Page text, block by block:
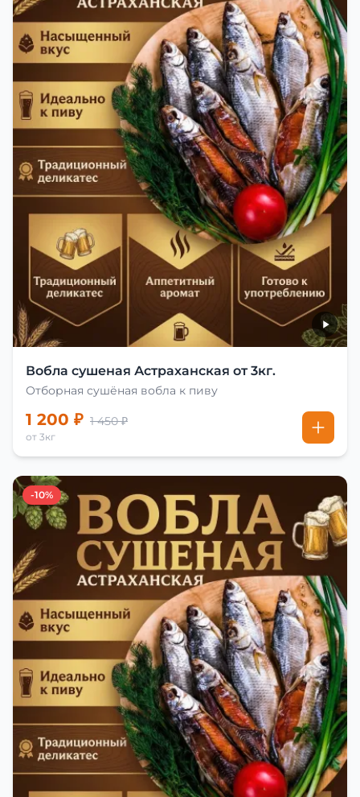
Вобла сушеная Астраханская от 3кг.
Отборная сушёная вобла к пиву
1 200 ₽ 1 450 ₽
от 3кг
-10%